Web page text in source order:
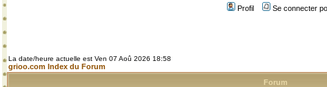
Profil
Se connecter
La date/heure actuelle est Ven 07 Aoû 2026 18:58
grioo.com Index du Forum
Forum